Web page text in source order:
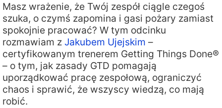
Masz wrażenie, że Twój zespół ciągle czegoś
szuka, o czymś zapomina i gasi pożary zamiast
spokojnie pracować? W tym odcinku
rozmawiam z Jakubem Ujejskim –
certyfikowanym trenerem Getting Things Done®
– o tym, jak zasady GTD pomagają
uporządkować pracę zespołową, ograniczyć
chaos i sprawić, że wszyscy wiedzą, co mają
robić.